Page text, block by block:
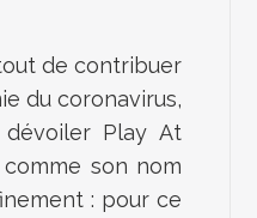
de contribuer
du coronavirus,
Play At
son nom
: pour ce